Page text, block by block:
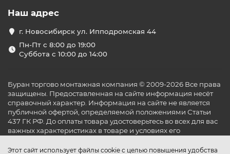
Этот сайт использует файлы cookie с целью повышения удобства
Наш адрес
г. Новосибирск ул. Ипподромская 44
Пн-Пт с 8:00 до 19:00
Суббота с 10:00 до 14:00
Буран торгово монтажная компания © 2009-2026 Все права
защищены. Предоставленная на сайте информация несёт
справочный характер. Информация на сайте не является
публичной офертой, определяемой положениями Статьи
437 ГК РФ. До оплаты товара удостоверьтесь во всех для вас
важных характеристиках в товаре и условиях его